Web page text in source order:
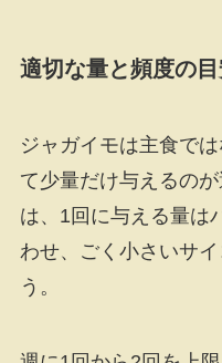
適切な量と頻度の
ジャガイモは主食で
て少量だけ与えるの
は、1回に与える量は
わせ、ごく小さいサ
う。